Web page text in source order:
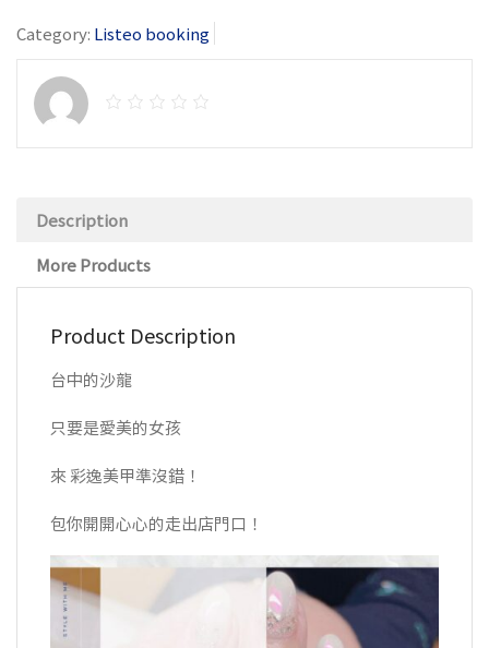
Category: Listeo booking
Description
More Products
Product Description
台中的沙龍
只要是愛美的女孩
來 彩逸美甲準沒錯！
包你開開心心的走出店門口！